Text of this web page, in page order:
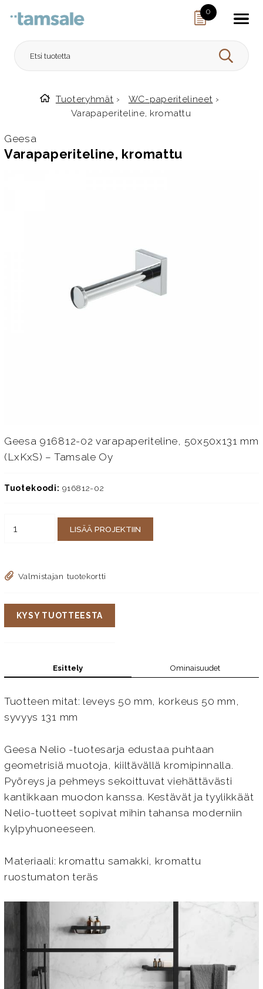
0
HAE
Etusivulle
Tuoteryhmät › WC-paperitelineet ›
Varapaperiteline, kromattu
Geesa
Varapaperiteline, kromattu
Geesa 916812-02 varapaperiteline, 50x50x131 mm
(LxKxS) – Tamsale Oy
Tuotekoodi: 916812-02
LISÄÄ PROJEKTIIN
Valmistajan tuotekortti
KYSY TUOTTEESTA
Esittely Ominaisuudet
Tuotteen mitat: leveys 50 mm, korkeus 50 mm,
syvyys 131 mm
Geesa Nelio -tuotesarja edustaa puhtaan
geometrisiä muotoja, kiiltävällä kromipinnalla.
Pyöreys ja pehmeys sekoittuvat viehättävästi
kantikkaan muodon kanssa. Kestävät ja tyylikkäät
Nelio-tuotteet sopivat mihin tahansa moderniin
kylpyhuoneeseen.
Materiaali: kromattu samakki, kromattu
ruostumaton teräs